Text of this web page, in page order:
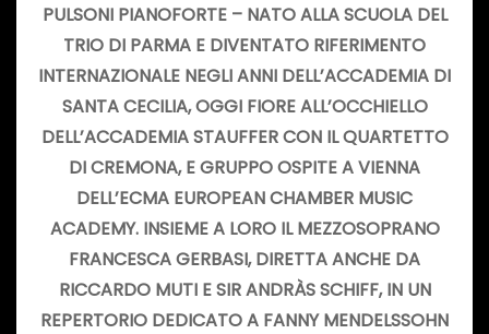
PULSONI PIANOFORTE – NATO ALLA SCUOLA DEL
TRIO DI PARMA E DIVENTATO RIFERIMENTO
INTERNAZIONALE NEGLI ANNI DELL’ACCADEMIA DI
SANTA CECILIA, OGGI FIORE ALL’OCCHIELLO
DELL’ACCADEMIA STAUFFER CON IL QUARTETTO
DI CREMONA, EGRUPPO OSPITE A VIENNA
DELL’ECMA EUROPEAN CHAMBER MUSIC
ACADEMY. INSIEME A LORO ILMEZZOSOPRANO
FRANCESCA GERBASI, DIRETTA ANCHE DA
RICCARDO MUTI ESIR ANDRÀS SCHIFF, IN UN
REPERTORIO DEDICATO A FANNY MENDELSSOHN